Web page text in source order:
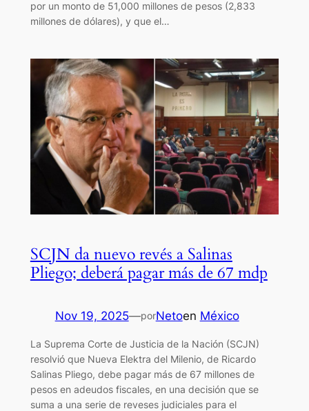
por un monto de 51,000 millones de pesos (2,833
millones de dólares), y que el…
SCJN da nuevo revés a Salinas
Pliego; deberá pagar más de 67 mdp
Nov 19, 2025—porNetoen México
La Suprema Corte de Justicia de la Nación (SCJN)
resolvió que Nueva Elektra del Milenio, de Ricardo
Salinas Pliego, debe pagar más de 67 millones de
pesos en adeudos fiscales, en una decisión que se
suma a una serie de reveses judiciales para el